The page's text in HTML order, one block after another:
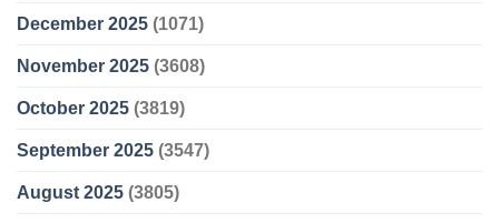
December 2025 (1071)
November 2025 (3608)
October 2025 (3819)
September 2025 (3547)
August 2025 (3805)